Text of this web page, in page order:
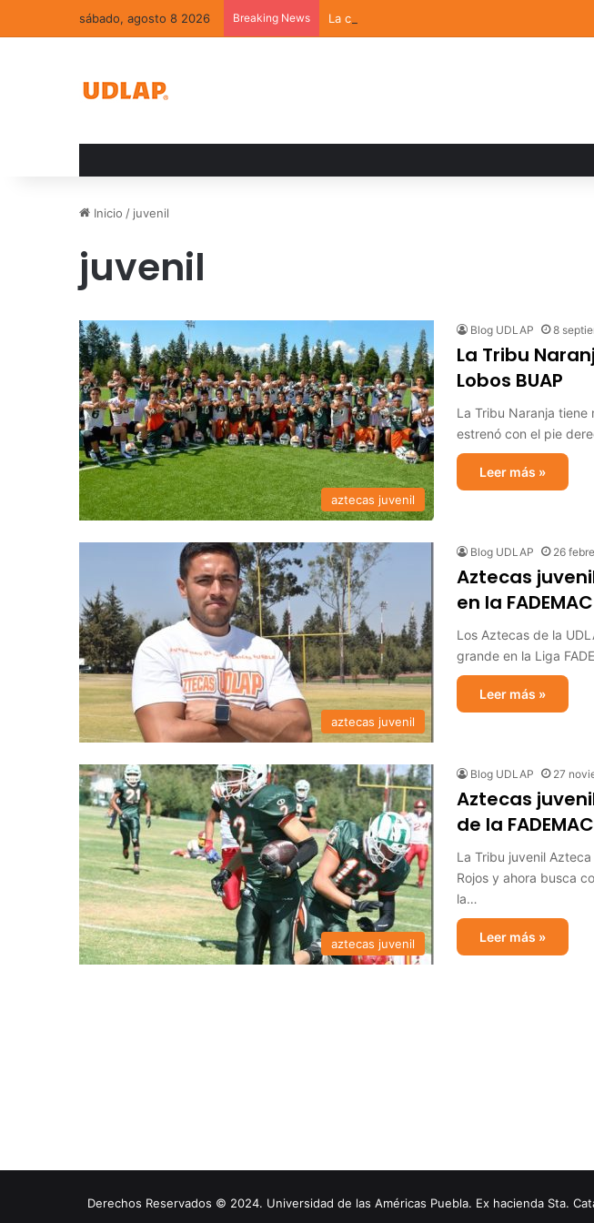
sábado, agosto 8 2026 Breaking News La convivencia familiar marca el cierre del
Inicio / juvenil
juvenil
aztecas juvenil
Blog UDLAP 8
La Tribu
Lobos BUAP
La Tribu Naranja
estrenó con el pie
Leer más »
aztecas juvenil
Blog UDLAP 26
Aztecas
en la FADEMAC
Los Aztecas de la
grande en la Liga
Leer más »
aztecas juvenil
Blog UDLAP 27
Aztecas
de la FADEMAC
La Tribu juvenil
Rojos y ahora busca
la…
Leer más »
Derechos Reservados © 2024. Universidad de las Américas Puebla. Ex hacienda Sta.